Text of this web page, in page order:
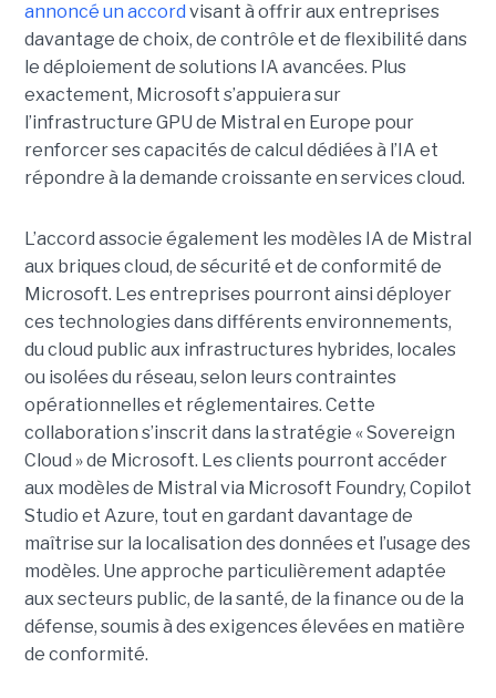
annoncé un accord visant à offrir aux entreprises
davantage de choix, de contrôle et de flexibilité dans
le déploiement de solutions IA avancées. Plus
exactement, Microsoft s’appuiera sur
l’infrastructure GPU de Mistral en Europe pour
renforcer ses capacités de calcul dédiées à l’IA et
répondre à la demande croissante en services cloud.
L’accord associe également les modèles IA de Mistral
aux briques cloud, de sécurité et de conformité de
Microsoft. Les entreprises pourront ainsi déployer
ces technologies dans différents environnements,
du cloud public aux infrastructures hybrides, locales
ou isolées du réseau, selon leurs contraintes
opérationnelles et réglementaires. Cette
collaboration s’inscrit dans la stratégie « Sovereign
Cloud » de Microsoft. Les clients pourront accéder
aux modèles de Mistral via Microsoft Foundry, Copilot
Studio et Azure, tout en gardant davantage de
maîtrise sur la localisation des données et l’usage des
modèles. Une approche particulièrement adaptée
aux secteurs public, de la santé, de la finance ou de la
défense, soumis à des exigences élevées en matière
de conformité.